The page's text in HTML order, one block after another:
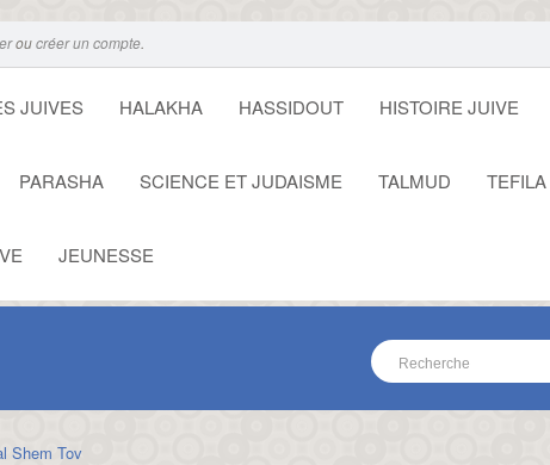
oucréer un compte.
JUIVES HALAKHA HASSIDOUT HISTOIRE JUIVE
PARASHA SCIENCE ET JUDAISME TALMUD TEFILA
JEUNESSE
Shem Tov